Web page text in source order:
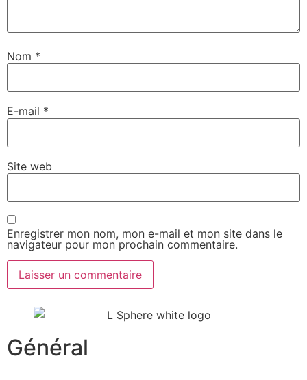
Nom *
E-mail *
Site web
Enregistrer mon nom, mon e-mail et mon site dans le
navigateur pour mon prochain commentaire.
Général